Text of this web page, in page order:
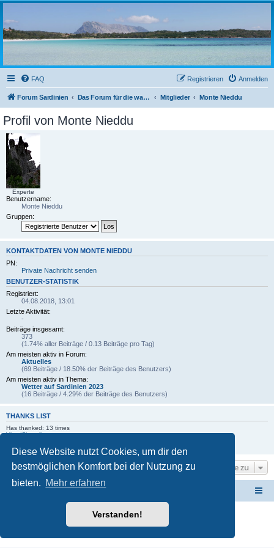
Diese Website nutzt Cookies, um dir den
bestmöglichen Komfort bei der Nutzung zu
bieten. Mehr erfahren
Verstanden!
sardinien-forum.org
Das Forum der Freunde Sardiniens
FAQ Anmelden
Registrieren
Forum Sardinien Das Forum für die wahren Freunde Sardiniens.. Mitglieder Monte Nieddu
Profil von Monte Nieddu
Experte
Benutzername:
Monte Nieddu
Gruppen:
KONTAKTDATEN VON MONTE NIEDDU
PN:
Private Nachricht senden
BENUTZER-STATISTIK
Registriert:
04.08.2018, 13:01
Letzte Aktivität:
-
Beiträge insgesamt:
373
(1.74% aller Beiträge / 0.13 Beiträge pro Tag)
Am meisten aktiv in Forum:
Aktuelles
(69 Beiträge / 18.50% der Beiträge des Benutzers)
Am meisten aktiv in Thema:
Wetter auf Sardinien 2023
(16 Beiträge / 4.29% der Beiträge des Benutzers)
THANKS LIST
Has thanked: 13 times
View/Close list
View/Close list
Gehe zu
Powered byphpBB® Forum Software © phpBB Limited
phpBB.de